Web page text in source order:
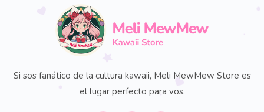
Si sos fanático de la cultura kawaii, Meli MewMew Store es
el lugar perfecto para vos.